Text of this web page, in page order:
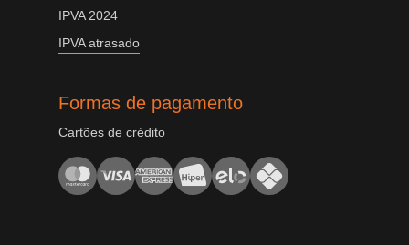
IPVA 2024
IPVA atrasado
Formas de pagamento
Cartões de crédito